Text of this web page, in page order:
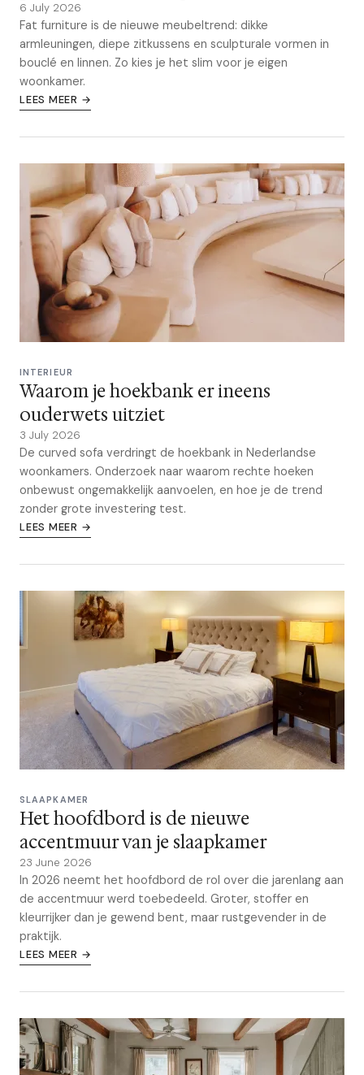
6 July 2026
Fat furniture is de nieuwe meubeltrend: dikke
armleuningen, diepe zitkussens en sculpturale vormen in
bouclé en linnen. Zo kies je het slim voor je eigen
woonkamer.
LEES MEER →
INTERIEUR
Waarom je hoekbank er ineens
ouderwets uitziet
3 July 2026
De curved sofa verdringt de hoekbank in Nederlandse
woonkamers. Onderzoek naar waarom rechte hoeken
onbewust ongemakkelijk aanvoelen, en hoe je de trend
zonder grote investering test.
LEES MEER →
SLAAPKAMER
Het hoofdbord is de nieuwe
accentmuur van je slaapkamer
23 June 2026
In 2026 neemt het hoofdbord de rol over die jarenlang aan
de accentmuur werd toebedeeld. Groter, stoffer en
kleurrijker dan je gewend bent, maar rustgevender in de
praktijk.
LEES MEER →